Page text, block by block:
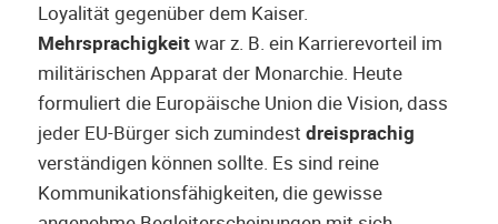
Loyalität gegenüber dem Kaiser.
Mehrsprachigkeitwar z. B. ein Karrierevorteil im
militärischen Apparat der Monarchie. Heute
formuliert die Europäische Union die Vision, dass
jeder EU-Bürger sich zumindestdreisprachig
verständigen können sollte. Es sind reine
Kommunikationsfähigkeiten, die gewisse